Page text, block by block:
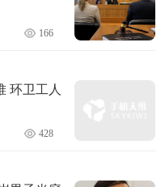
166
环卫工人
428